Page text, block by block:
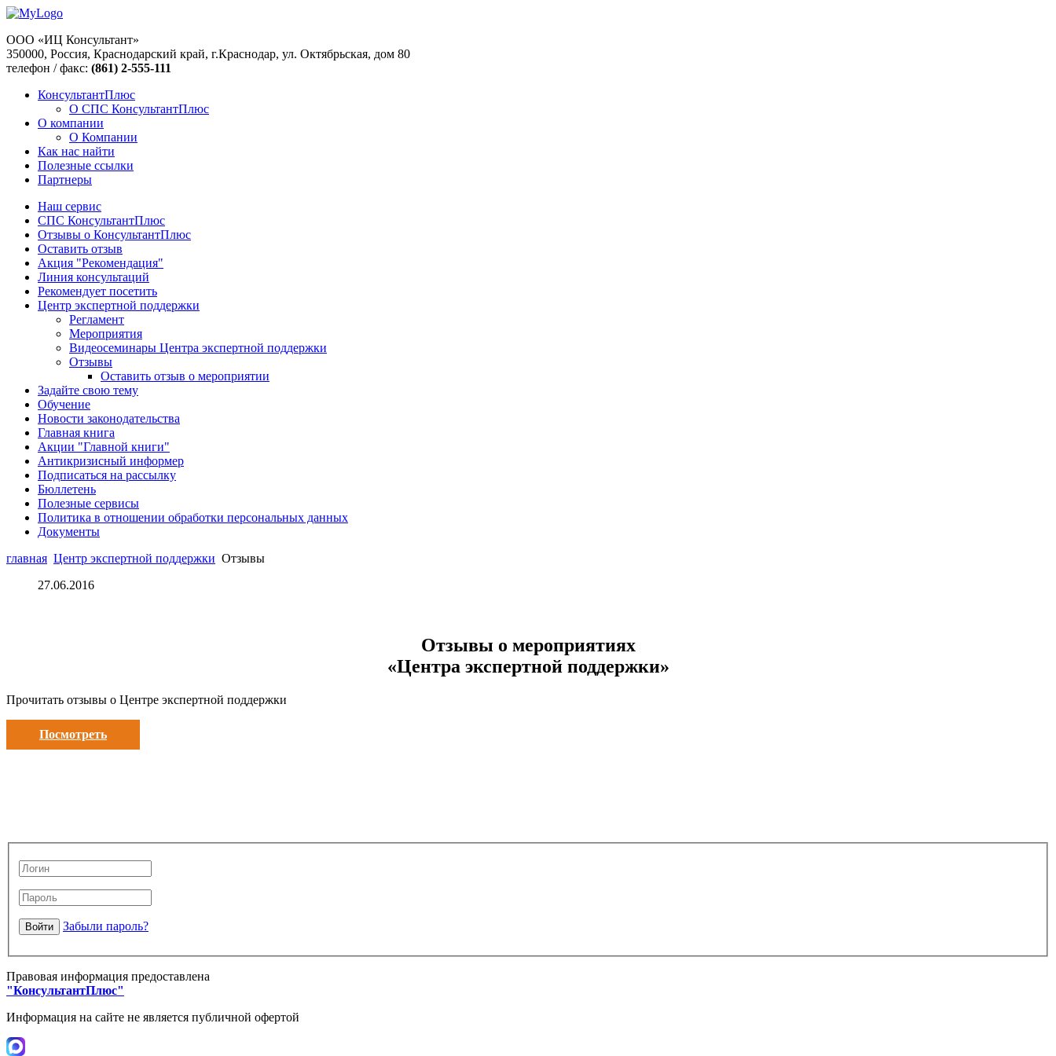
ООО «ИЦ Консультант»
350000, Россия, Краснодарский край, г.Краснодар, ул. Октябрьская, дом 80
телефон / факс: (861) 2-555-111
КонсультантПлюс
О СПС КонсультантПлюс
О компании
О Компании
Как нас найти
Полезные ссылки
Партнеры
Наш сервис
СПС КонсультантПлюс
Отзывы о КонсультантПлюс
Оставить отзыв
Акция "Рекомендация"
Линия консультаций
Рекомендует посетить
Центр экспертной поддержки
Регламент
Мероприятия
Видеосеминары Центра экспертной поддержки
Отзывы
Оставить отзыв о мероприятии
Задайте свою тему
Обучение
Новости законодательства
Главная книга
Акции "Главной книги"
Антикризисный информер
Подписаться на рассылку
Бюллетень
Полезные сервисы
Политика в отношении обработки персональных данных
Документы
главная Центр экспертной поддержки Отзывы
27.06.2016
Отзывы о мероприятиях
«Центра экспертной поддержки»
Прочитать отзывы о Центре экспертной поддержки
Посмотреть
Забыли пароль?
Правовая информация предоставлена
"КонсультантПлюс"
Информация на сайте не является публичной офертой